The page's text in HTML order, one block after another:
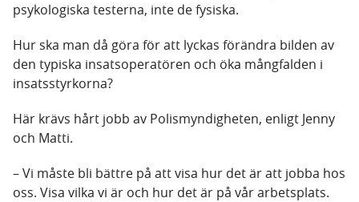
psykologiska testerna, inte de fysiska.
Hur ska man då göra för att lyckas förändra bilden av
den typiska insatsoperatören och öka mångfalden i
insatsstyrkorna?
Här krävs hårt jobb av Polismyndigheten, enligt Jenny
och Matti.
– Vi måste bli bättre på att visa hur det är att jobba hos
oss. Visa vilka vi är och hur det är på vår arbetsplats.